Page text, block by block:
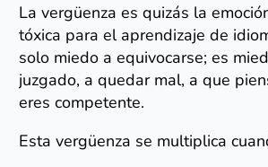
La vergüenza es quizás la
tóxica para el aprendizaje de
solo miedo a equivocarse; es
juzgado, a quedar mal, a que
eres competente.
Esta vergüenza se multiplica